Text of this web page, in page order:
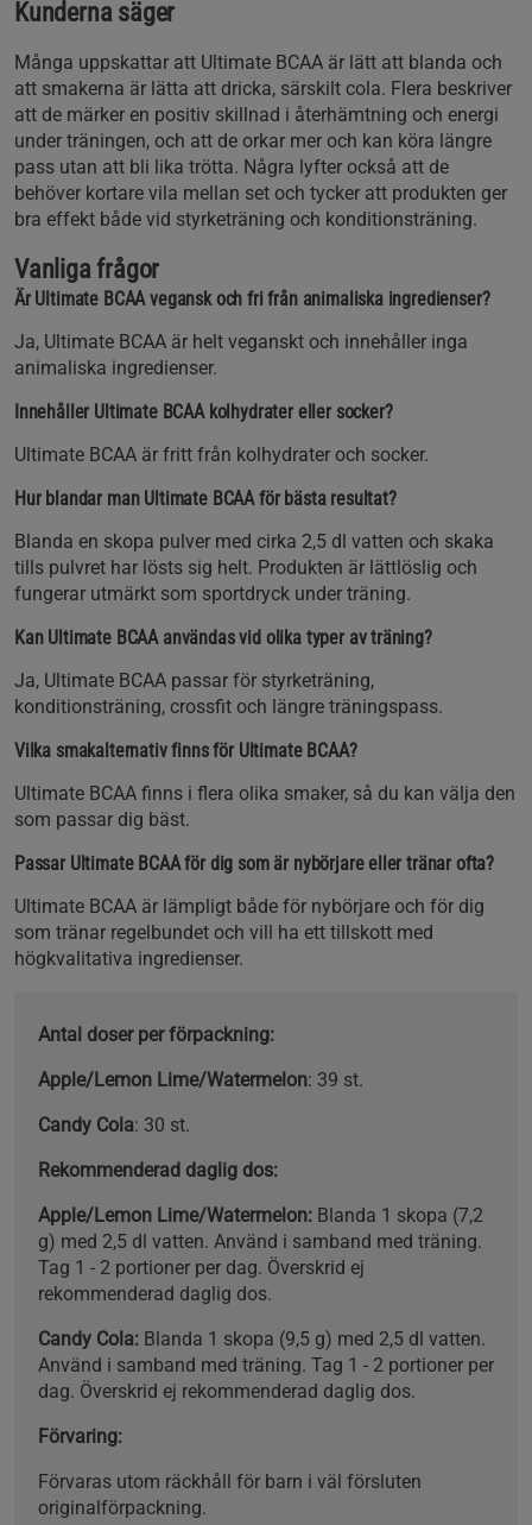
Kunderna säger
Många uppskattar att Ultimate BCAA är lätt att blanda och
att smakerna är lätta att dricka, särskilt cola. Flera beskriver
att de märker en positiv skillnad i återhämtning och energi
under träningen, och att de orkar mer och kan köra längre
pass utan att bli lika trötta. Några lyfter också att de
behöver kortare vila mellan set och tycker att produkten ger
bra effekt både vid styrketräning och konditionsträning.
Vanliga frågor
Är Ultimate BCAA vegansk och fri från animaliska ingredienser?
Ja, Ultimate BCAA är helt veganskt och innehåller inga
animaliska ingredienser.
Innehåller Ultimate BCAA kolhydrater eller socker?
Ultimate BCAA är fritt från kolhydrater och socker.
Hur blandar man Ultimate BCAA för bästa resultat?
Blanda en skopa pulver med cirka 2,5 dl vatten och skaka
tills pulvret har lösts sig helt. Produkten är lättlöslig och
fungerar utmärkt som sportdryck under träning.
Kan Ultimate BCAA användas vid olika typer av träning?
Ja, Ultimate BCAA passar för styrketräning,
konditionsträning, crossfit och längre träningspass.
Vilka smakalternativ finns för Ultimate BCAA?
Ultimate BCAA finns i flera olika smaker, så du kan välja den
som passar dig bäst.
Passar Ultimate BCAA för dig som är nybörjare eller tränar ofta?
Ultimate BCAA är lämpligt både för nybörjare och för dig
som tränar regelbundet och vill ha ett tillskott med
högkvalitativa ingredienser.
Antal doser per förpackning:
Apple/Lemon Lime/Watermelon: 39 st.
Candy Cola: 30 st.
Rekommenderad daglig dos:
Apple/Lemon Lime/Watermelon: Blanda 1 skopa (7,2
g) med 2,5 dl vatten. Använd i samband med träning.
Tag 1 - 2 portioner per dag. Överskrid ej
rekommenderad daglig dos.
Candy Cola: Blanda 1 skopa (9,5 g) med 2,5 dl vatten.
Använd i samband med träning. Tag 1 - 2 portioner per
dag. Överskrid ej rekommenderad daglig dos.
Förvaring:
Förvaras utom räckhåll för barn i väl försluten
originalförpackning.